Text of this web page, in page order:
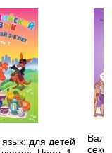
для детей